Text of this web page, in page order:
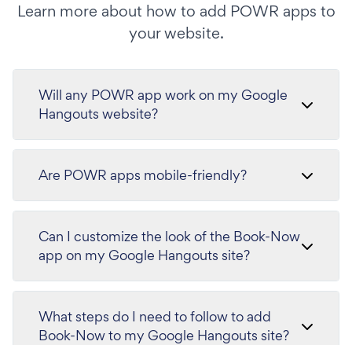
Learn more about how to add POWR apps to
your website.
Will any POWR app work on my Google
Hangouts website?
Are POWR apps mobile-friendly?
Can I customize the look of the Book-Now
app on my Google Hangouts site?
What steps do I need to follow to add
Book-Now to my Google Hangouts site?